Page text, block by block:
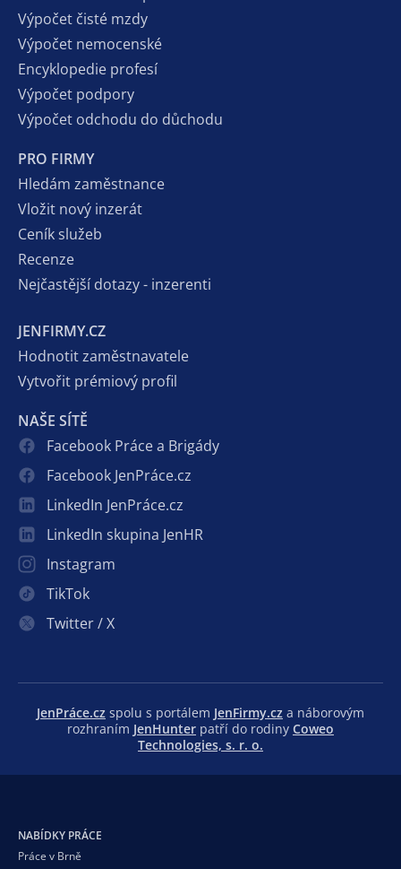
Výpočet čisté mzdy
Výpočet nemocenské
Encyklopedie profesí
Výpočet podpory
Výpočet odchodu do důchodu
PRO FIRMY
Hledám zaměstnance
Vložit nový inzerát
Ceník služeb
Recenze
Nejčastější dotazy - inzerenti
JENFIRMY.CZ
Hodnotit zaměstnavatele
Vytvořit prémiový profil
NAŠE SÍTĚ
Facebook Práce a Brigády
Facebook JenPráce.cz
LinkedIn JenPráce.cz
LinkedIn skupina JenHR
Instagram
TikTok
Twitter / X
JenPráce.cz spolu s portálem JenFirmy.cz a náborovým
rozhraním JenHunter patří do rodiny Coweo
Technologies, s. r. o.
NABÍDKY PRÁCE
Práce v Brně